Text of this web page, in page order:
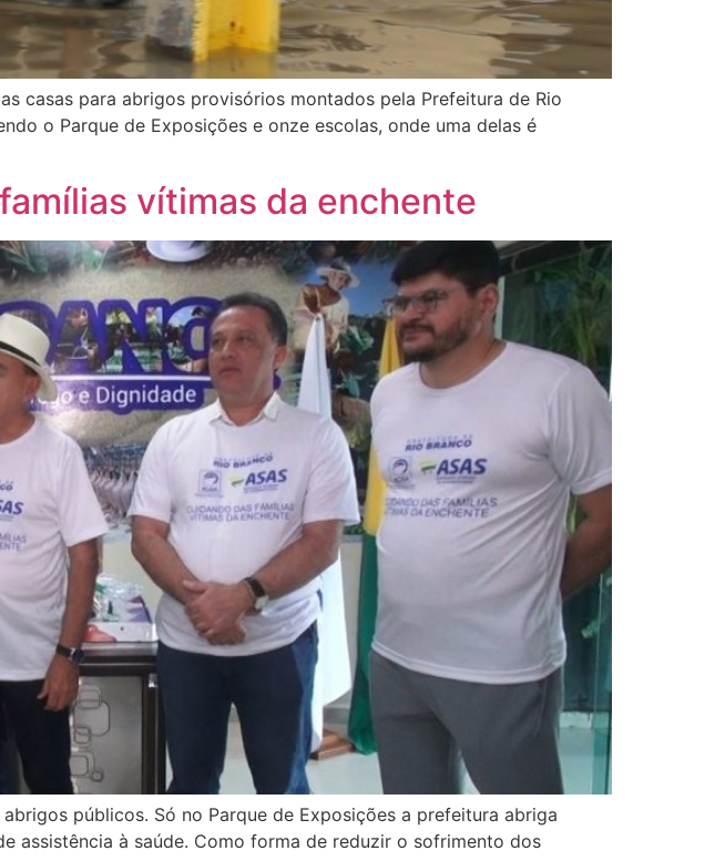
casas para abrigos provisórios montados pela Prefeitura de Rio
o Parque de Exposições e onze escolas, onde uma delas é
vítimas da enchente
públicos. Só no Parque de Exposições a prefeitura abriga
assistência à saúde. Como forma de reduzir o sofrimento dos